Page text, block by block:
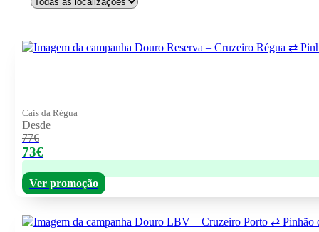
Cais da Régua
Desde
77€
73€
Ver promoção